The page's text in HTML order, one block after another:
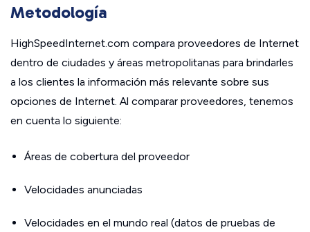
Metodología
HighSpeedInternet.com compara proveedores de Internet
dentro de ciudades y áreas metropolitanas para brindarles
a los clientes la información más relevante sobre sus
opciones de Internet. Al comparar proveedores, tenemos
en cuenta lo siguiente:
Áreas de cobertura del proveedor
Velocidades anunciadas
Velocidades en el mundo real (datos de pruebas de